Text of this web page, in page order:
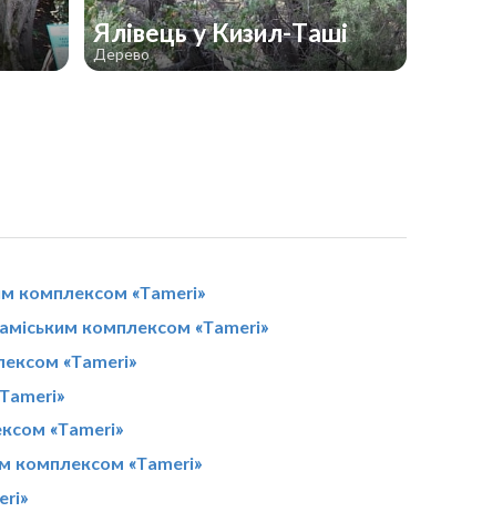
Ялівець у Кизил-Таші
Дерево
комплексом «Tameri»
комплексом «Tameri»
«Tameri»
«Tameri»
комплексом «Tameri»